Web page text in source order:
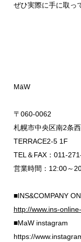
ぜひ実際に手に取っ
MāW
〒060-0062
札幌市中央区南2条
TERRACE2-5 1F
TEL＆FAX：011-
営業時間：12:00～
■INS&COMPANY
http://www.ins-
■MaW instagram
https://